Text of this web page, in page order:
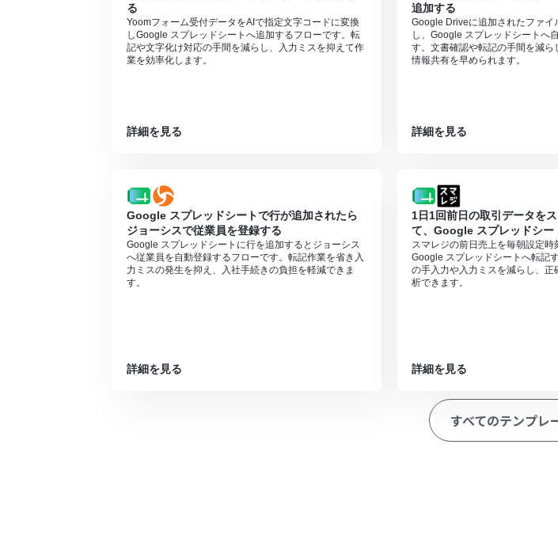
る
Yoomフォーム受付データをAIで指定文字コードに変換
しGoogle スプレッドシートへ追加するフローです。転
記や文字化け対応の手間を減らし、入力ミスを抑えて作
業を効率化します。
詳細を見る
追加する
Google Driveに追加されたファイ
し、Google スプレッドシートへ
す。文書確認や転記の手間を減ら
情報共有を早められます。
詳細を見る
Google スプレッドシートで行が追加されたら
ジョーシスで従業員を登録する
Google スプレッドシートに行を追加するとジョーシス
へ従業員を自動登録するフローです。転記作業を省き入
力ミスの発生を抑え、入社手続きの負担を軽減できま
す。
詳細を見る
1日1回前日の取引データを
て、Google スプレッドシー
スマレジの前日売上を毎朝設定時
Google スプレッドシートへ転記
の手入力や入力ミスを減らし、正
析できます。
詳細を見る
すべてのテンプレ